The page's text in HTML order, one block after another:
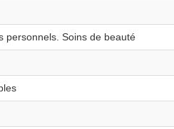
personnels. Soins de beauté